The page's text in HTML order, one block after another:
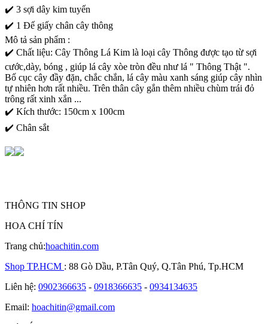
✔️ 3 sợi dây kim tuyến
✔️ 1 Đế giấy chân cây thông
Mô tả sản phẩm :
✔️ Chất liệu: Cây Thông Lá Kim là loại cây Thông được tạo từ sợi
cước,dày, bóng , giúp lá cây xòe tròn đều như lá " Thông Thật ".
Bố cục cây đầy đặn, chắc chắn, lá cây màu xanh sáng giúp cây nhìn
tự nhiên hơn rất nhiều. Trên thân cây gắn thêm nhiều chùm trái đỏ
trông rất xinh xắn ...
✔️ Kích thước: 150cm x 100cm
✔️ Chân sắt
THÔNG TIN SHOP
HOA CHÍ TÍN
Trang chủ:hoachitin.com
Shop TP.HCM : 88 Gò Dầu, P.Tân Quý, Q.Tân Phú, Tp.HCM
Liên hệ: 0902366635 - 0918366635 - 0934134635
Email: hoachitin@gmail.com